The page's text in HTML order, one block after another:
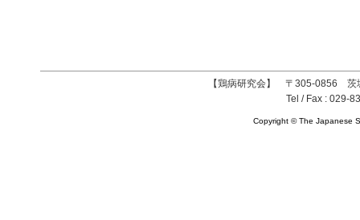
【鶏病研究会】 〒305-0856 茨
Tel / Fax : 029-
Copyright © The Japanese